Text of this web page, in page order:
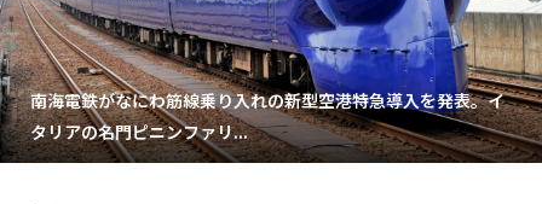
南海電鉄がなにわ筋線乗り入れの新型空港特急導入を発表。イ
タリアの名門ピニンファリ...